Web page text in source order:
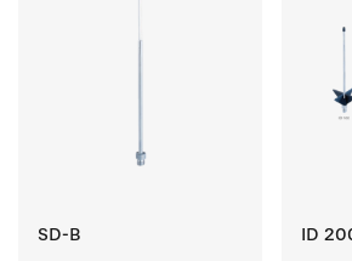
SD-B ID